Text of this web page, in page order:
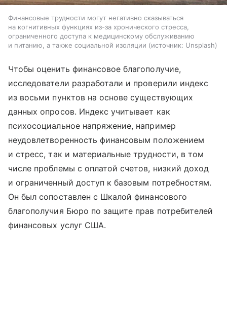
Финансовые трудности могут негативно сказываться
на когнитивных функциях из-за хронического стресса,
ограниченного доступа к медицинскому обслуживанию
и питанию, а также социальной изоляции
источник: Unsplash
Чтобы оценить финансовое благополучие,
исследователи разработали и проверили индекс
из восьми пунктов на основе существующих
данных опросов. Индекс учитывает как
психосоциальное напряжение, например
неудовлетворенность финансовым положением
и стресс, так и материальные трудности, в том
числе проблемы с оплатой счетов, низкий доход
и ограниченный доступ к базовым потребностям.
Он был сопоставлен с Шкалой финансового
благополучия Бюро по защите прав потребителей
финансовых услуг США.